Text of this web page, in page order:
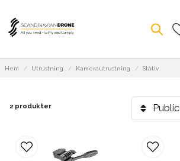
Hem Utrustning Kamerautrustning Stativ
2 produkter